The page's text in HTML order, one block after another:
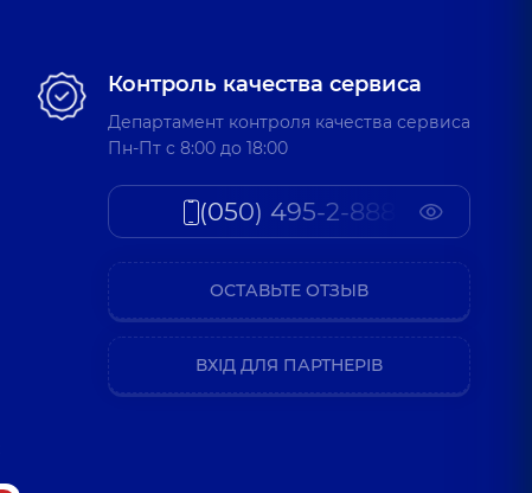
Контроль качества сервиса
Департамент контроля качества сервиса
Пн-Пт c 8:00 до 18:00
(050) 495-2-888
ОСТАВЬТЕ ОТЗЫВ
ВХІД ДЛЯ ПАРТНЕРІВ